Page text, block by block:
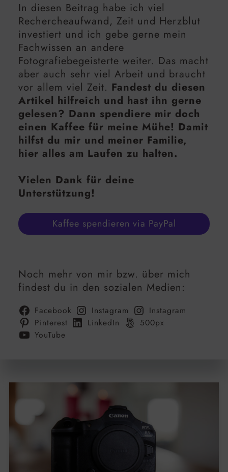
In diesen Beitrag habe ich viel
Rechercheaufwand, Zeit und Herzblut
investiert und ich gebe gerne mein
Fachwissen an andere
Fotografiebegeisterte weiter. Das macht
aber auch sehr viel Arbeit und braucht
vor allem viel Zeit. Fandest du diesen
Artikel hilfreich und hast ihn gerne
gelesen? Dann spendiere mir doch
einen Kaffee für meine Mühe! Damit
hilfst du mir und meiner Familie,
hier alles am Laufen zu halten.
Vielen Dank für deine
Unterstützung!
Kaffee spendieren via PayPal
Noch mehr von mir bzw. über mich
findest du in den sozialen Medien:
Facebook Instagram
Instagram
Pinterest
LinkedIn
500px
YouTube